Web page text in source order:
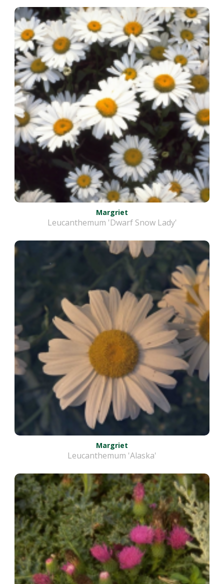
Margriet
Leucanthemum 'Dwarf Snow Lady'
Margriet
Leucanthemum 'Alaska'